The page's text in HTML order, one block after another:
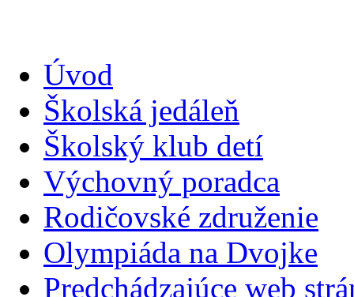
Úvod
Školská jedáleň
Školský klub detí
Výchovný poradca
Rodičovské združenie
Olympiáda na Dvojke
Predchádzajúce web